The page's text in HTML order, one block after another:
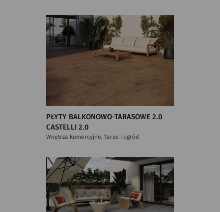
PŁYTY BALKONOWO-TARASOWE 2.0
CASTELLI 2.0
Wnętrza komercyjne, Taras i ogród